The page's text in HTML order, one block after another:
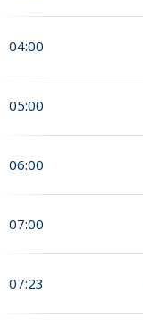
04:00
05:00
06:00
07:00
07:23